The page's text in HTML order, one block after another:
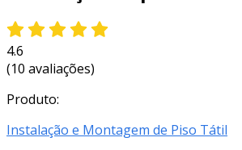
4.6
(10 avaliações)
Produto:
Instalação e Montagem de Piso Tátil